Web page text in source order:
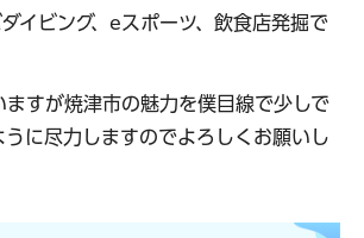
イビング、eスポーツ、飲食店発掘で
ますが焼津市の魅力を僕目線で少しで
うに尽力しますのでよろしくお願いし